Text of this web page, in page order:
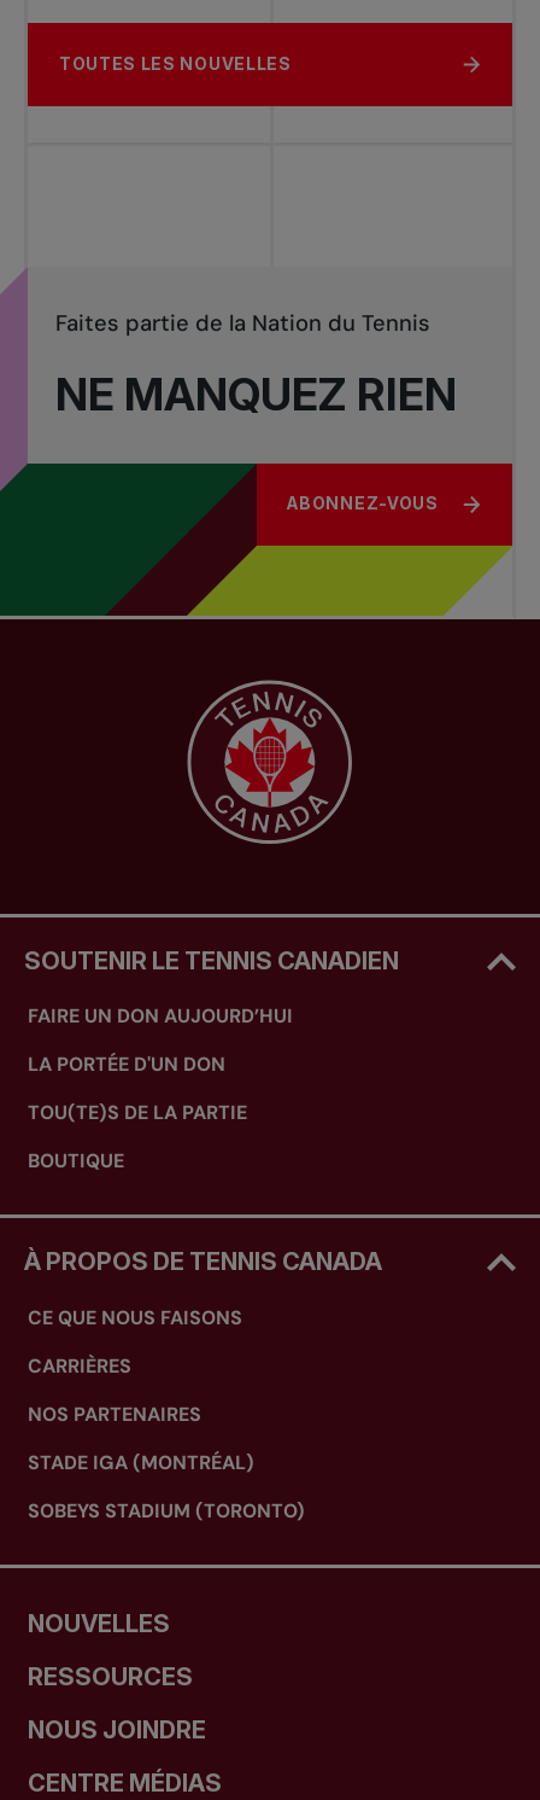
TOUTES LES NOUVELLES
NE MANQUEZ RIEN
Faites partie de la Nation du Tennis
ABONNEZ-VOUS
SOUTENIR LE TENNIS CANADIEN
FAIRE UN DON AUJOURD’HUI
LA PORTÉE D'UN DON
TOU(TE)S DE LA PARTIE
BOUTIQUE
À PROPOS DE TENNIS CANADA
CE QUE NOUS FAISONS
CARRIÈRES
NOS PARTENAIRES
STADE IGA (MONTRÉAL)
SOBEYS STADIUM (TORONTO)
NOUVELLES
RESSOURCES
NOUS JOINDRE
CENTRE MÉDIAS